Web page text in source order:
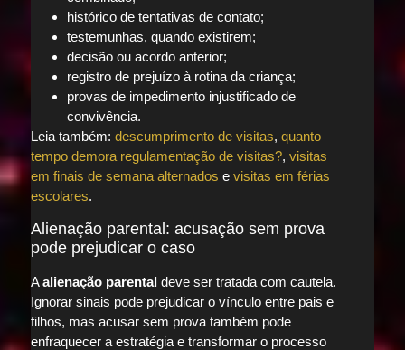
histórico de tentativas de contato;
testemunhas, quando existirem;
decisão ou acordo anterior;
registro de prejuízo à rotina da criança;
provas de impedimento injustificado de
convivência.
Leia também: descumprimento de visitas, quanto
tempo demora regulamentação de visitas?, visitas
em finais de semana alternados e visitas em férias
escolares.
Alienação parental: acusação sem prova
pode prejudicar o caso
Aalienação parentaldeve ser tratada com cautela.
Ignorar sinais pode prejudicar o vínculo entre pais e
filhos, mas acusar sem prova também pode
enfraquecer a estratégia e transformar o processo